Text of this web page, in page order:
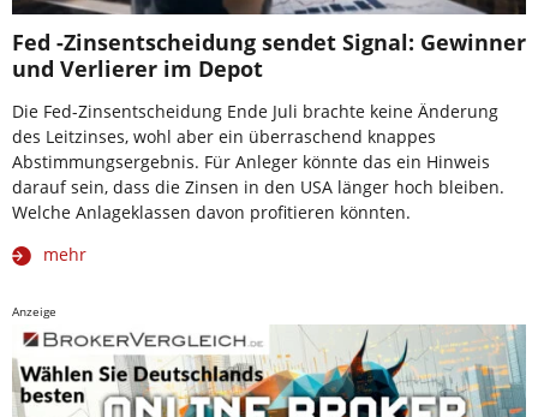
Fed -Zinsentscheidung sendet Signal: Gewinner
und Verlierer im Depot
Die Fed-Zinsentscheidung Ende Juli brachte keine Änderung
des Leitzinses, wohl aber ein überraschend knappes
Abstimmungsergebnis. Für Anleger könnte das ein Hinweis
darauf sein, dass die Zinsen in den USA länger hoch bleiben.
Welche Anlageklassen davon profitieren könnten.
mehr
Anzeige